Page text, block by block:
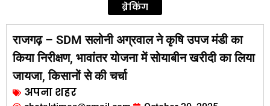
ब्रेकिंग
राजगढ़ – SDM सलोनी अग्रवाल ने कृषि उपज मंडी का
किया निरीक्षण, भावांतर योजना में सोयाबीन खरीदी का लिया
जायजा, किसानों से की चर्चा
अपना शहर